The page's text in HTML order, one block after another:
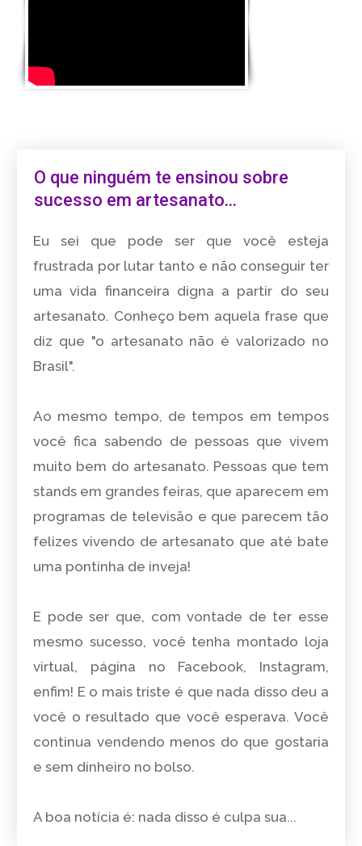
O que ninguém te ensinou sobre
sucesso em artesanato...
Eu sei que pode ser que você esteja
frustrada por lutar tanto e não conseguir ter
uma vida financeira digna a partir do seu
artesanato. Conheço bem aquela frase que
diz que "o artesanato não é valorizado no
Brasil".
Ao mesmo tempo, de tempos em tempos
você fica sabendo de pessoas que vivem
muito bem do artesanato. Pessoas que tem
stands em grandes feiras, que aparecem em
programas de televisão e que parecem tão
felizes vivendo de artesanato que até bate
uma pontinha de inveja!
E pode ser que, com vontade de ter esse
mesmo sucesso, você tenha montado loja
virtual, página no Facebook, Instagram,
enfim! E o mais triste é que nada disso deu a
você o resultado que você esperava. Você
continua vendendo menos do que gostaria
e sem dinheiro no bolso.
A boa notícia é: nada disso é culpa sua...